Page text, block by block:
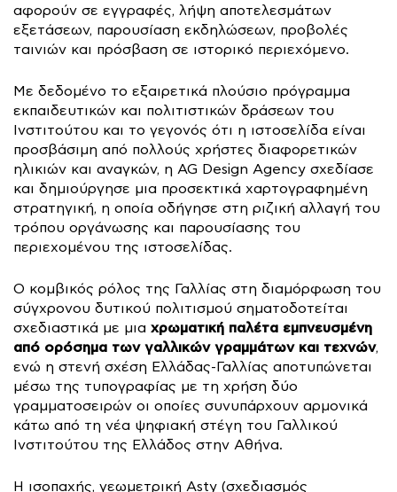
αφορούν σε εγγραφές, λήψη αποτελεσμάτων
εξετάσεων, παρουσίαση εκδηλώσεων, προβολές
ταινιών και πρόσβαση σε ιστορικό περιεχόμενο.
Με δεδομένο το εξαιρετικά πλούσιο πρόγραμμα
εκπαιδευτικών και πολιτιστικών δράσεων του
Ινστιτούτου και το γεγονός ότι η ιστοσελίδα είναι
προσβάσιμη από πολλούς χρήστες διαφορετικών
ηλικιών και αναγκών, η AG Design Agency σχεδίασε
και δημιούργησε μια προσεκτικά χαρτογραφημένη
στρατηγική, η οποία οδήγησε στη ριζική αλλαγή του
τρόπου οργάνωσης και παρουσίασης του
περιεχομένου της ιστοσελίδας.
Ο κομβικός ρόλος της Γαλλίας στη διαμόρφωση του
σύγχρονου δυτικού πολιτισμού σηματοδοτείται
σχεδιαστικά με μια χρωματική παλέτα εμπνευσμένη
από ορόσημα των γαλλικών γραμμάτων και τεχνών,
ενώ η στενή σχέση Ελλάδας-Γαλλίας αποτυπώνεται
μέσω της τυπογραφίας με τη χρήση δύο
γραμματοσειρών οι οποίες συνυπάρχουν αρμονικά
κάτω από τη νέα ψηφιακή στέγη του Γαλλικού
Ινστιτούτου της Ελλάδος στην Αθήνα.
Η ισοπαχής, γεωμετρική Asty (σχεδιασμός